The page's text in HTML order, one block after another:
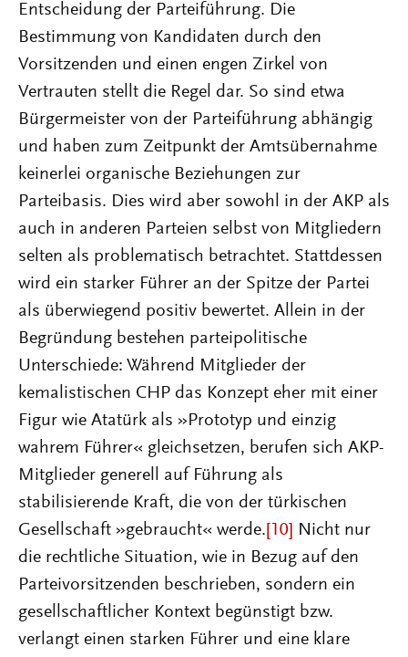
Entscheidung der Parteiführung. Die
Bestimmung von Kandidaten durch den
Vorsitzenden und einen engen Zirkel von
Vertrauten stellt die Regel dar. So sind etwa
Bürgermeister von der Parteiführung abhängig
und haben zum Zeitpunkt der Amtsübernahme
keinerlei organische Beziehungen zur
Parteibasis. Dies wird aber sowohl in der AKP als
auch in anderen Parteien selbst von Mitgliedern
selten als problematisch betrachtet. Stattdessen
wird ein starker Führer an der Spitze der Partei
als überwiegend positiv bewertet. Allein in der
Begründung bestehen parteipolitische
Unterschiede: Während Mitglieder der
kemalistischen CHP das Konzept eher mit einer
Figur wie Atatürk als »Prototyp und einzig
wahrem Führer« gleichsetzen, berufen sich AKP-
Mitglieder generell auf Führung als
stabilisierende Kraft, die von der türkischen
Gesellschaft »gebraucht« werde. [10] Nicht nur
die rechtliche Situation, wie in Bezug auf den
Parteivorsitzenden beschrieben, sondern ein
gesellschaftlicher Kontext begünstigt bzw.
verlangt einen starken Führer und eine klare